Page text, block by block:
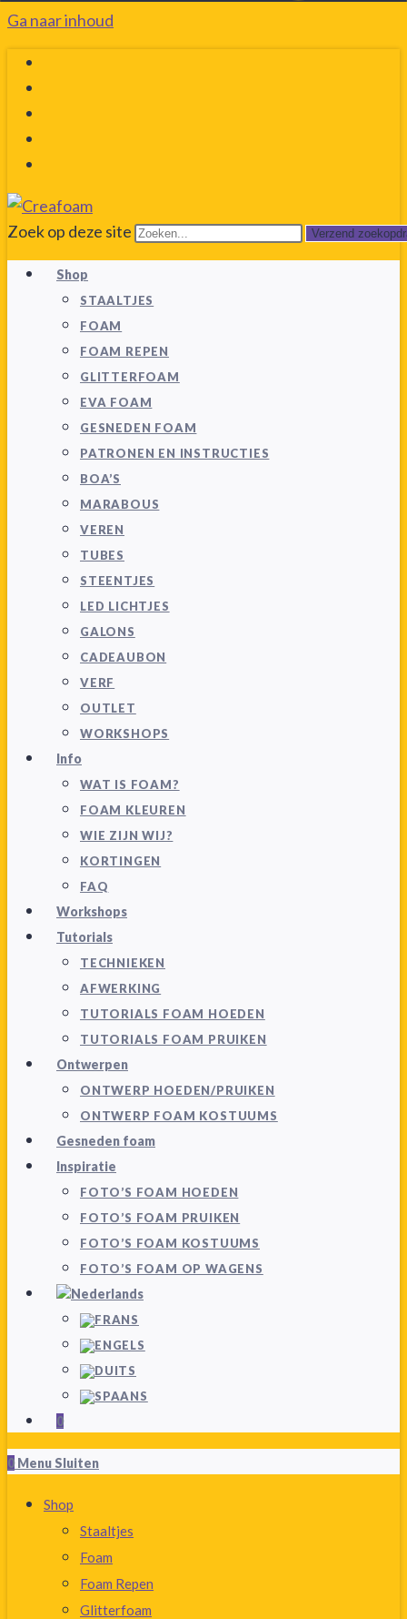
Ga naar inhoud
Zoek op deze site Verzend
Shop
STAALTJES
FOAM
FOAM REPEN
GLITTERFOAM
EVA FOAM
GESNEDEN FOAM
PATRONEN EN INSTRUCTIES
BOA’S
MARABOUS
VEREN
TUBES
STEENTJES
LED LICHTJES
GALONS
CADEAUBON
VERF
OUTLET
WORKSHOPS
Info
WAT IS FOAM?
FOAM KLEUREN
WIE ZIJN WIJ?
KORTINGEN
FAQ
Workshops
Tutorials
TECHNIEKEN
AFWERKING
TUTORIALS FOAM HOEDEN
TUTORIALS FOAM PRUIKEN
Ontwerpen
ONTWERP HOEDEN/PRUIKEN
ONTWERP FOAM KOSTUUMS
Gesneden foam
Inspiratie
FOTO’S FOAM HOEDEN
FOTO’S FOAM PRUIKEN
FOTO’S FOAM KOSTUUMS
FOTO’S FOAM OP WAGENS
0
0 MenuSluiten
Shop
Staaltjes
Foam
Foam Repen
Glitterfoam